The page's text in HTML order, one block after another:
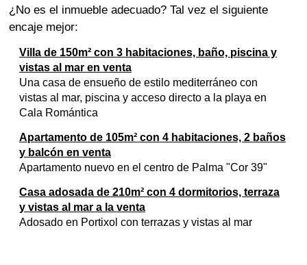
¿No es el inmueble adecuado? Tal vez el siguiente
encaje mejor:
Villa de 150m² con 3 habitaciones, baño, piscina y
vistas al mar en venta
Una casa de ensueño de estilo mediterráneo con
vistas al mar, piscina y acceso directo a la playa en
Cala Romántica
Apartamento de 105m² con 4 habitaciones, 2 baños
y balcón en venta
Apartamento nuevo en el centro de Palma "Cor 39"
Casa adosada de 210m² con 4 dormitorios, terraza
y vistas al mar a la venta
Adosado en Portixol con terrazas y vistas al mar